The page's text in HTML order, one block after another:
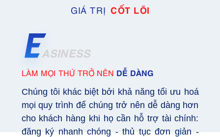
GIÁ TRỊ CỐT LÕI
ASINESS
LÀM MỌI THỨ TRỞ NÊN DỄ DÀNG
Chúng tôi khác biệt bởi khả năng tối ưu hoá
mọi quy trình để chúng trở nên dễ dàng hơn
cho khách hàng khi họ cần hỗ trợ tài chính:
đăng ký nhanh chóng - thủ tục đơn giản -